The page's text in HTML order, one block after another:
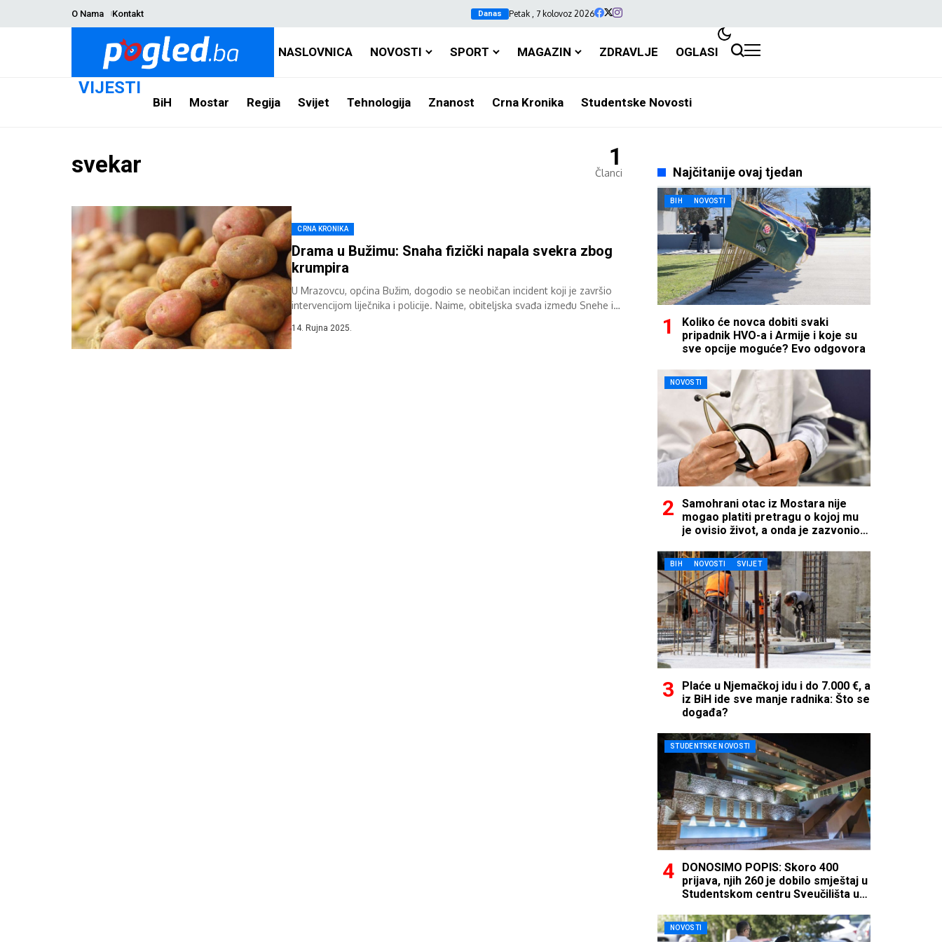
O Nama Kontakt Danas Petak , 7 kolovoz 2026
NASLOVNICA NOVOSTI SPORT MAGAZIN ZDRAVLJE OGLASI
VIJESTI
BiH Mostar Regija Svijet Tehnologija Znanost Crna Kronika Studentske Novosti
svekar 1
Članci
CRNA KRONIKA
Drama u Bužimu: Snaha fizički napala svekra zbog
krumpira
U Mrazovcu, općina Bužim, dogodio se neobičan incident koji je završio
intervencijom liječnika i policije. Naime, obiteljska svađa između Snehe i
14. Rujna 2025.
Najčitanije ovaj tjedan
BIH NOVOSTI
Koliko će novca dobiti svaki
pripadnik HVO-a i Armije i koje su
sve opcije moguće? Evo odgovora
NOVOSTI
Samohrani otac iz Mostara nije
mogao platiti pretragu o kojoj mu
je ovisio život, a onda je zazvonio
BIH NOVOSTI SVIJET
Plaće u Njemačkoj idu i do 7.000 €, a
iz BiH ide sve manje radnika: Što se
događa?
STUDENTSKE NOVOSTI
DONOSIMO POPIS: Skoro 400
prijava, njih 260 je dobilo smještaj u
Studentskom centru Sveučilišta u
NOVOSTI